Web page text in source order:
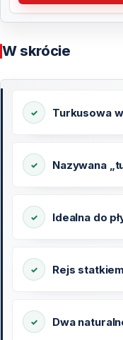
W skrócie
Turkusowa
Nazywana
Idealna do
Rejs
Dwa